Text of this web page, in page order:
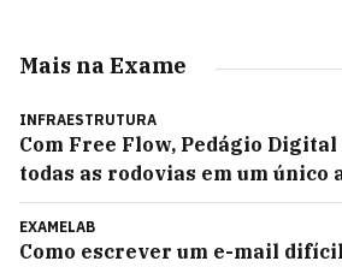
Mais na Exame
INFRAESTRUTURA
Com Free Flow, Pedágio
todas as rodovias em um único
EXAMELAB
Como escrever um e-mail